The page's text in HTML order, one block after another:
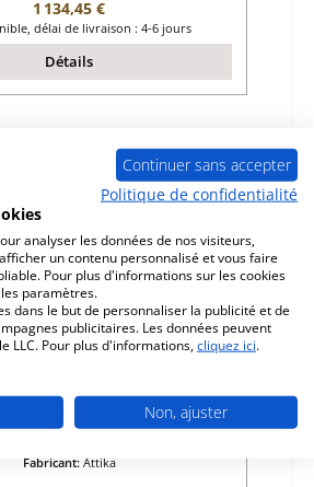
Prix régulier :
1 134,45 €
délai de livraison : 4-6 jours
Détails
du produit:01024481
Fabricant: Attika
Continuer sans accepter
Politique de confidentialité
analyser les données de nos visiteurs,
un contenu personnalisé et vous faire
Pour plus d'informations sur les cookies
paramètres.
dans le but de personnaliser la publicité et de
publicitaires. Les données peuvent
LLC. Pour plus d'informations,cliquez ici.
Non, ajuster